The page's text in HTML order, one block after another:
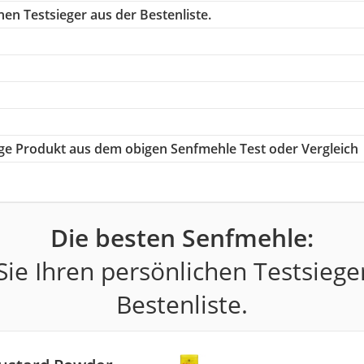
Testsieger aus der Bestenliste.
Produkt aus dem obigen Senfmehle Test oder Vergleich
Die besten Senfmehle:
Ihren persönlichen
Bestenliste.